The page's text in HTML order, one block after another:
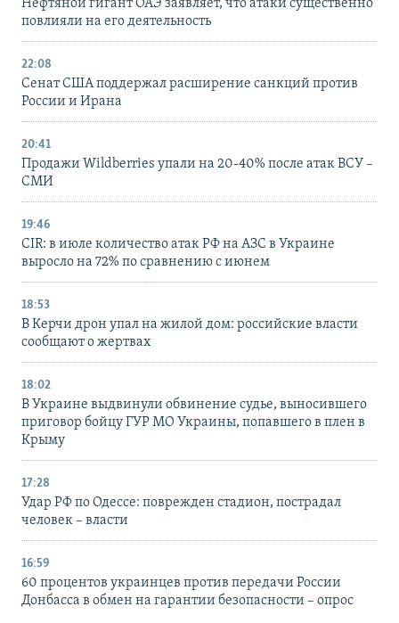
Нефтяной гигант ОАЭ заявляет, что атаки существенно
повлияли на его деятельность
22:08
Сенат США поддержал расширение санкций против
России и Ирана
20:41
Продажи Wildberries упали на 20-40% после атак ВСУ –
СМИ
19:46
CIR: в июле количество атак РФ на АЗС в Украине
выросло на 72% по сравнению с июнем
18:53
В Керчи дрон упал на жилой дом: российские власти
сообщают о жертвах
18:02
В Украине выдвинули обвинение судье, выносившего
приговор бойцу ГУР МО Украины, попавшего в плен в
Крыму
17:28
Удар РФ по Одессе: поврежден стадион, пострадал
человек – власти
16:59
60 процентов украинцев против передачи России
Донбасса в обмен на гарантии безопасности – опрос